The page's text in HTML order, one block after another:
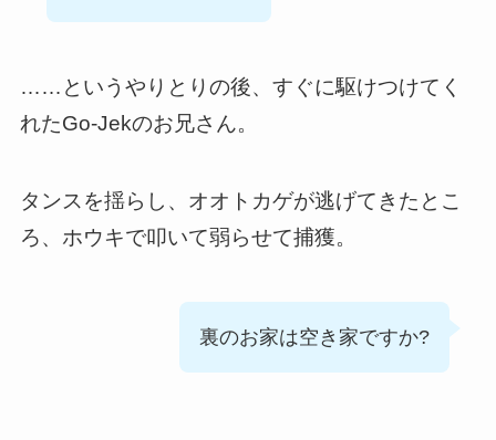
……というやりとりの後、すぐに駆けつけてく
れたGo-Jekのお兄さん。
タンスを揺らし、オオトカゲが逃げてきたとこ
ろ、ホウキで叩いて弱らせて捕獲。
裏のお家は空き家ですか?